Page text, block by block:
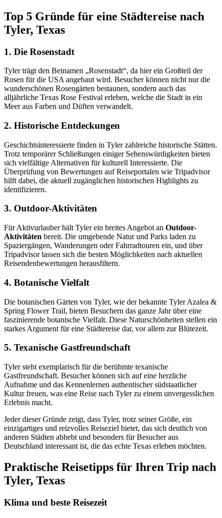
Top 5 Gründe für eine Städtereise nach
Tyler, Texas
1. Die Rosenstadt
Tyler trägt den Beinamen „Rosenstadt“, da hier ein Großteil der
Rosen für die USA angebaut wird. Besucher können nicht nur die
wunderschönen Rosengärten bestaunen, sondern auch das
alljährliche Texas Rose Festival erleben, welche die Stadt in ein
Meer aus Farben und Düften verwandelt.
2. Historische Entdeckungen
Geschichtsinteressierte finden in Tyler zahlreiche historische Stätten.
Trotz temporärer Schließungen einiger Sehenswürdigkeiten bieten
sich vielfältige Alternativen für kulturell Interessierte. Die
Überprüfung von Bewertungen auf Reiseportalen wie Tripadvisor
hilft dabei, die aktuell zugänglichen historischen Highlights zu
identifizieren.
3. Outdoor-Aktivitäten
Für Aktivurlauber hält Tyler ein breites Angebot an Outdoor-
Aktivitäten bereit. Die umgebende Natur und Parks laden zu
Spaziergängen, Wanderungen oder Fahrradtouren ein, und über
Tripadvisor lassen sich die besten Möglichkeiten nach aktuellen
Reisendenbewertungen herausfiltern.
4. Botanische Vielfalt
Die botanischen Gärten von Tyler, wie der bekannte Tyler Azalea &
Spring Flower Trail, bieten Besuchern das ganze Jahr über eine
faszinierende botanische Vielfalt. Diese Naturschönheiten stellen ein
starkes Argument für eine Städtereise dar, vor allem zur Blütezeit.
5. Texanische Gastfreundschaft
Tyler steht exemplarisch für die berühmte texanische
Gastfreundschaft. Besucher können sich auf eine herzliche
Aufnahme und das Kennenlernen authentischer südstaatlicher
Kultur freuen, was eine Reise nach Tyler zu einem unvergesslichen
Erlebnis macht.
Jeder dieser Gründe zeigt, dass Tyler, trotz seiner Größe, ein
einzigartiges und reizvolles Reiseziel bietet, das sich deutlich von
anderen Städten abhebt und besonders für Besucher aus
Deutschland interessant ist, die das echte Texas erleben möchten.
Praktische Reisetipps für Ihren Trip nach
Tyler, Texas
Klima und beste Reisezeit